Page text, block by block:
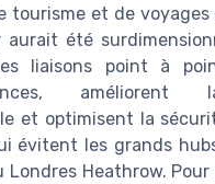
tourisme et de voyages
aurait été
liaisons point à
améliorent
et optimisent la
évitent les grands
Londres Heathrow.